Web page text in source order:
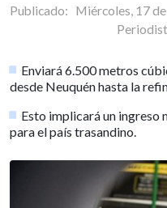
Publicado: Miércoles, 17
Enviará 6.500 metros
desde Neuquén hasta la
Esto implicará un ingreso
para el país trasandino.